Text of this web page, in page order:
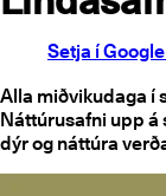
Setja í
Alla miðvikudaga í
Náttúrusafni upp á
dýr og náttúra